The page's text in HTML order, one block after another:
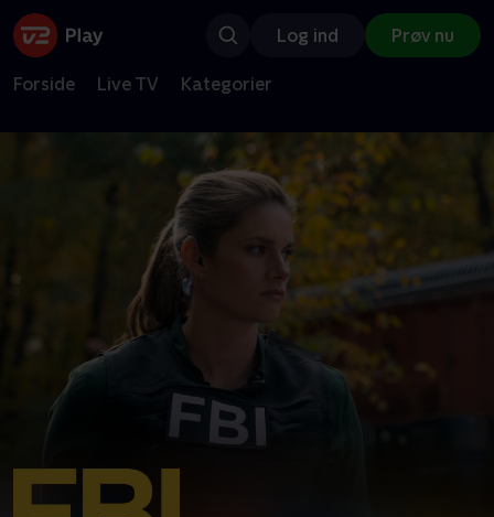
Log ind Prøv nu
Forside Live TV Kategorier